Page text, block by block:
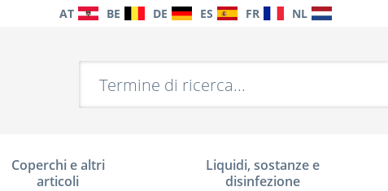
AT BE DE ES FR NL
Coperchi e altri
articoli
Liquidi, sostanze e
disinfezione